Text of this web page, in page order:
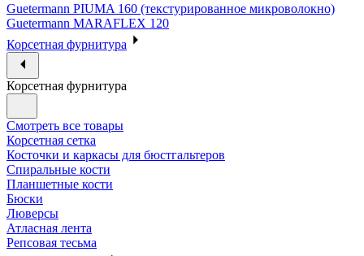
Guetermann PIUMA 160 (текстурированное микроволокно)
Guetermann MARAFLEX 120
Корсетная фурнитура
Корсетная фурнитура
Смотреть все товары
Корсетная сетка
Косточки и каркасы для бюстгальтеров
Спиральные кости
Планшетные кости
Бюски
Люверсы
Атласная лента
Репсовая тесьма